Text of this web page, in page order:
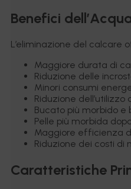
Benefici
L’eliminazione del calcare
Maggiore durata di
Riduzione delle
Minori consumi
Riduzione
Bucato più morbido e
Pelle più morbida
Maggiore efficienza
Riduzione dei costi
Caratteristiche